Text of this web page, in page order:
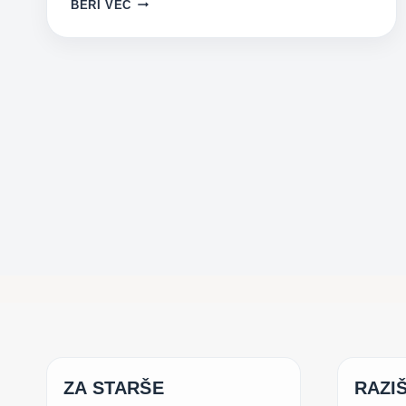
BERI VEČ
ZA
ZA STARŠE